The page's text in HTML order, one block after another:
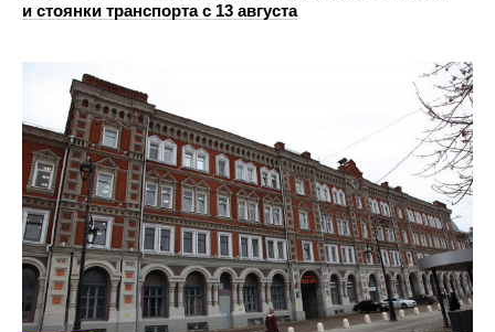
и стоянки транспорта с 13 августа